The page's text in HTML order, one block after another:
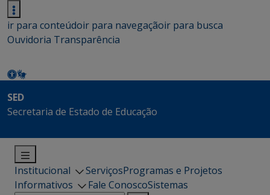
ir para conteúdoir para navegaçãoir para busca
Ouvidoria Transparência
SED
Secretaria de Estado de Educação
Institucional ServiçosProgramas e Projetos
Informativos
Fale ConoscoSistemas